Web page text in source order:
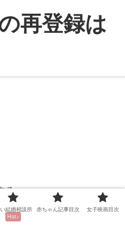
再登録は
る
はてブ
結婚相談所
Hot♪
赤ちゃん記事目次 女子映画目次